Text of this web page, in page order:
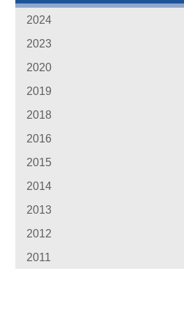
2024
2023
2020
2019
2018
2016
2015
2014
2013
2012
2011